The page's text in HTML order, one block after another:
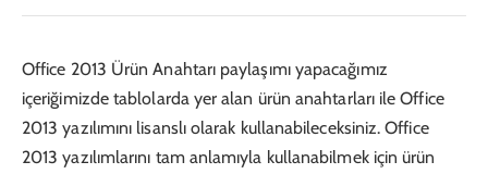
Office 2013 Ürün Anahtarı paylaşımı yapacağımız
içeriğimizde tablolarda yer alan ürün anahtarları ile Office
2013 yazılımını lisanslı olarak kullanabileceksiniz. Office
2013 yazılımlarını tam anlamıyla kullanabilmek için ürün